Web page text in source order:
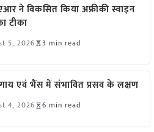
ने विकसित किया अफ्रीकी स्वाइन
टीका
5, 2026 3 min read
एवं भैंस में संभावित प्रसव के लक्षण
4, 2026 6 min read